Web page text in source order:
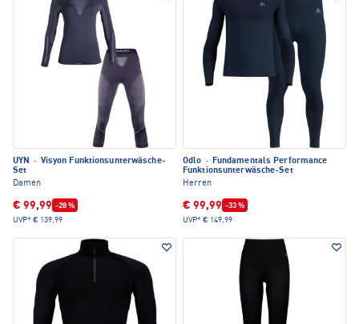
UYN · Visyon Funktionsunterwäsche-
Set
Damen
€ 99,99 -28 %
UVP* € 139,99
Odlo · Fundamentals Performance
Funktionsunterwäsche-Set
Herren
€ 99,99 -33 %
UVP* € 149,99